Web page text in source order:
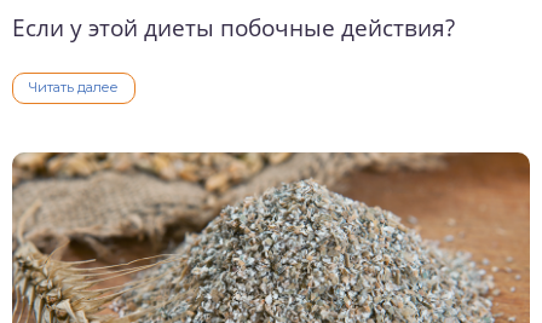
Если у этой диеты побочные действия?
Читать далее